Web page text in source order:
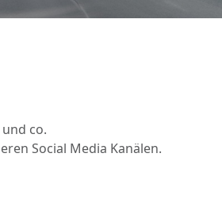
co.
Social Media Kanälen.